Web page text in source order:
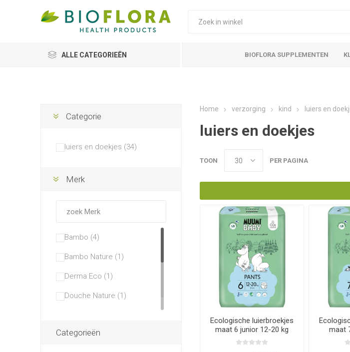
ALLE CATEGORIEËN BIOFLORA SUPPLEMENTEN
Home verzorging kind luiers en
luiers en doekjes
TOON PER PAGINA
Ecologische luierbroekjes
maat 6 junior 12-20 kg
maat
Categorie
luiers en doekjes (34)
Merk
Bambo (4)
Bambo Nature (1)
Derma Eco (1)
Douche Nature (1)
Moomin (6)
Categorieën